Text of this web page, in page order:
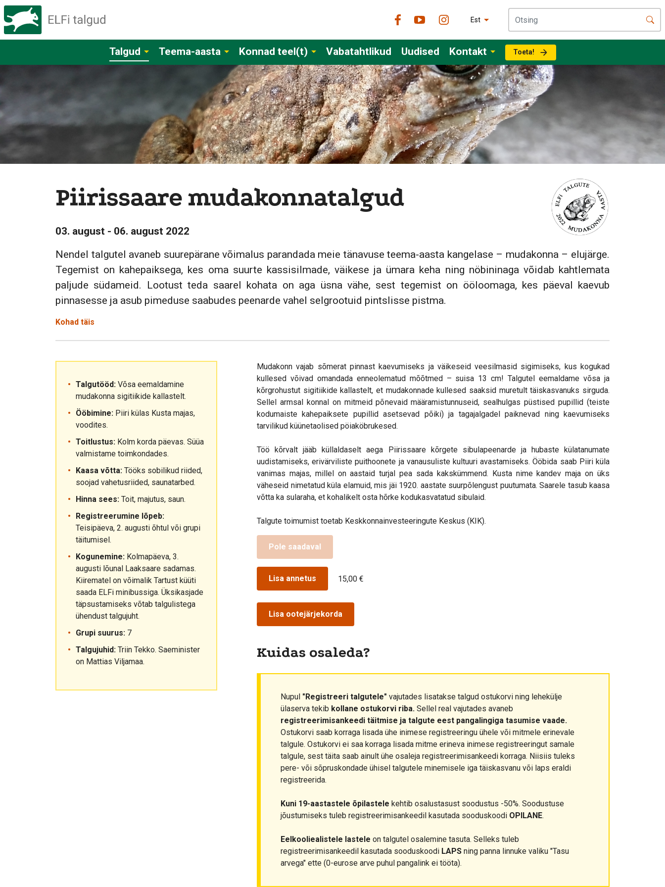
Est
Talgud Teema-aasta Konnad teel(t) Vabatahtlikud Uudised Kontakt Toeta!
Piirissaare mudakonnatalgud
03. august - 06. august 2022
Nendel talgutel avaneb suurepärane võimalus parandada meie tänavuse teema-aasta kangelase – mudakonna – elujärge.
Tegemist on kahepaiksega, kes oma suurte kassisilmade, väikese ja ümara keha ning nöbininaga võidab kahtlemata
paljude südameid. Lootust teda saarel kohata on aga üsna vähe, sest tegemist on ööloomaga, kes päeval kaevub
pinnasesse ja asub pimeduse saabudes peenarde vahel selgrootuid pintslisse pistma.
Kohad täis
Talgutööd: Võsa eemaldamine
mudakonna sigitiikide kallastelt.
Ööbimine: Piiri külas Kusta majas,
voodites.
Toitlustus: Kolm korda päevas. Süüa
valmistame toimkondades.
Kaasa võtta: Tööks sobilikud riided,
soojad vahetusriided, saunatarbed.
Hinna sees: Toit, majutus, saun.
Registreerumine lõpeb:
Teisipäeva, 2. augusti õhtul või grupi
täitumisel.
Kogunemine: Kolmapäeva, 3.
augusti lõunal Laaksaare sadamas.
Kiirematel on võimalik Tartust küüti
saada ELFi minibussiga. Üksikasjade
täpsustamiseks võtab talgulistega
ühendust talgujuht.
Grupi suurus: 7
Talgujuhid: Triin Tekko. Saeminister
on Mattias Viljamaa.
Mudakonn vajab sõmerat pinnast kaevumiseks ja väikeseid veesilmasid sigimiseks, kus kogukad
kullesed võivad omandada enneolematud mõõtmed – suisa 13 cm! Talgutel eemaldame võsa ja
kõrgrohustut sigitiikide kallastelt, et mudakonnade kullesed saaksid muretult täiskasvanuks sirguda.
Sellel armsal konnal on mitmeid põnevaid määramistunnuseid, sealhulgas püstised pupillid (teiste
kodumaiste kahepaiksete pupillid asetsevad põiki) ja tagajalgadel paiknevad ning kaevumiseks
tarvilikud küünetaolised pöiaköbrukesed.
Töö kõrvalt jääb küllaldaselt aega Piirissaare kõrgete sibulapeenarde ja hubaste külatanumate
uudistamiseks, erivärviliste puithoonete ja vanausuliste kultuuri avastamiseks. Ööbida saab Piiri küla
vanimas majas, millel on aastaid turjal pea sada kakskümmend. Kusta nime kandev maja on üks
väheseid nimetatud küla elamuid, mis jäi 1920. aastate suurpõlengust puutumata. Saarele tasub kaasa
võtta ka sularaha, et kohalikelt osta hõrke kodukasvatatud sibulaid.
Talgute toimumist toetab Keskkonnainvesteeringute Keskus (KIK).
Pole saadaval
Lisa annetus 15,00 €
Lisa ootejärjekorda
Kuidas osaleda?
Nupul "Registreeri talgutele" vajutades lisatakse talgud ostukorvi ning lehekülje
ülaserva tekib kollane ostukorvi riba. Sellel real vajutades avaneb
registreerimisankeedi täitmise ja talgute eest pangalingiga tasumise vaade.
Ostukorvi saab korraga lisada ühe inimese registreeringu ühele või mitmele erinevale
talgule. Ostukorvi ei saa korraga lisada mitme erineva inimese registreeringut samale
talgule, sest täita saab ainult ühe osaleja registreerimisankeedi korraga. Niisiis tuleks
pere- või sõpruskondade ühisel talgutele minemisele iga täiskasvanu või laps eraldi
registreerida.
Kuni 19-aastastele õpilastele kehtib osalustasust soodustus -50%. Soodustuse
jõustumiseks tuleb registreerimisankeedil kasutada sooduskoodi OPILANE.
Eelkooliealistele lastele on talgutel osalemine tasuta. Selleks tuleb
registreerimisankeedil kasutada sooduskoodi LAPS ning panna linnuke valiku "Tasu
arvega" ette (0-eurose arve puhul pangalink ei tööta).